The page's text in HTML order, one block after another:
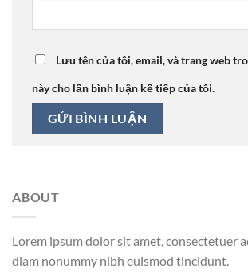
Lưu tên của tôi, email, và trang web
này cho lần bình luận kế tiếp của tôi.
ABOUT
Lorem ipsum dolor sit amet, consectetuer
diam nonummy nibh euismod tincidunt.